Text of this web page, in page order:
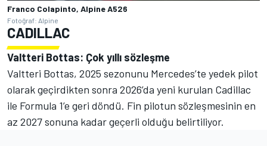
Franco Colapinto, Alpine A526
Fotoğraf: Alpine
CADILLAC
Valtteri Bottas: Çok yıllı sözleşme
Valtteri Bottas, 2025 sezonunu Mercedes’te yedek pilot
olarak geçirdikten sonra 2026’da yeni kurulan Cadillac
ile Formula 1’e geri döndü. Fin pilotun sözleşmesinin en
az 2027 sonuna kadar geçerli olduğu belirtiliyor.